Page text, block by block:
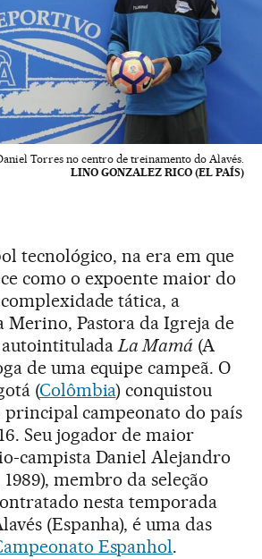
Torres no centro de treinamento do Alavés.
LINO GONZALEZ RICO (EL PAÍS)
tecnológico, na era em que
como o expoente maior do
tática, a
Merino, Pastora da Igreja de
autointituladaLa Mamá (A
de uma equipe campeã. O
(Colômbia) conquistou
campeonato do país
Seu jogador de maior
campista Daniel Alejandro
membro da seleção
nesta temporada
(Espanha), é uma das
Espanhol.